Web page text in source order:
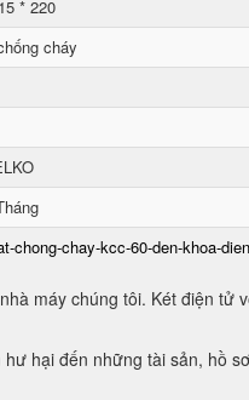
* 220
cháy
chay-kcc-60-den-khoa-
máy chúng tôi. Két điện tử
hại đến những tài sản, hồ